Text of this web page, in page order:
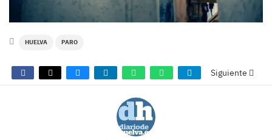
HUELVA PARO
Siguiente